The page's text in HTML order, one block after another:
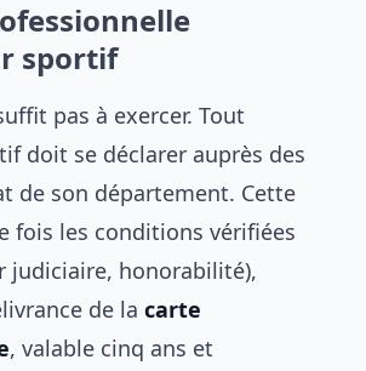
sportif
pas à exercer. Tout
doit se déclarer auprès des
de son département. Cette
fois les conditions vérifiées
judiciaire, honorabilité),
de la carte
, valable cinq ans et